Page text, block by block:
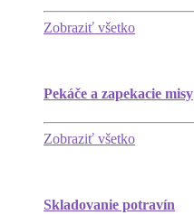
Zobraziť všetko
Pekáče a zapekacie misy
Zobraziť všetko
Skladovanie potravín